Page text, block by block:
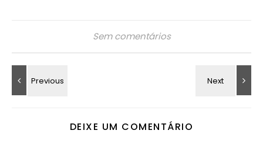
Sem comentários
DEIXE UM COMENTÁRIO